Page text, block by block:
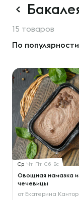
15 товаров
По популярности
Ср Чт Пт Сб Вс
Овощная намазка
чечевицы
от Екатерина Кантор